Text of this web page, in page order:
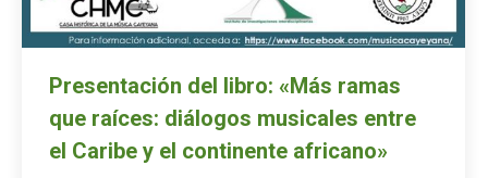
Presentación del libro: «Más ramas
que raíces: diálogos musicales entre
el Caribe y el continente africano»